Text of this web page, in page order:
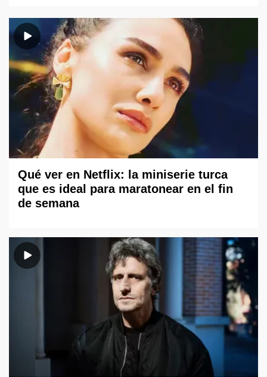
Qué ver en Netflix: la miniserie turca
que es ideal para maratonear en el fin
de semana